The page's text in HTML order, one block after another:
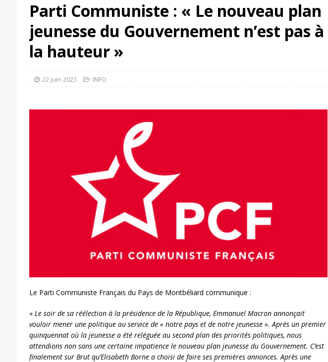
Parti Communiste : « Le nouveau plan
jeunesse du Gouvernement n’est pas à
la hauteur »
22 juin 2023 INFO
Le Parti Communiste Français du Pays de Montbéliard communique :
« Le soir de sa réélection à la présidence de la République, Emmanuel Macron annonçait
vouloir mener une politique au service de « notre pays et de notre jeunesse ». Après un premier
quinquennat où la jeunesse a été reléguée au second plan des priorités politiques, nous
attendions non sans une certaine impatience le nouveau plan jeunesse du Gouvernement. C’est
finalement sur Brut qu’Elisabeth Borne a choisi de faire ses premières annonces. Après une